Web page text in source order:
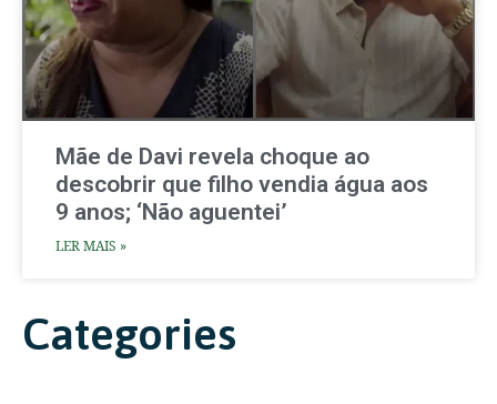
Mãe de Davi revela choque ao
descobrir que filho vendia água aos
9 anos; ‘Não aguentei’
LER MAIS »
Categories